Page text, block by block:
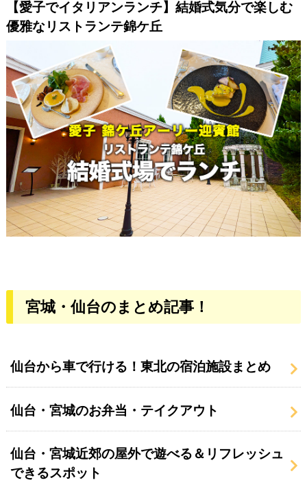
【愛子でイタリアンランチ】結婚式気分で楽しむ
優雅なリストランテ錦ケ丘
宮城・仙台のまとめ記事！
仙台から車で行ける！東北の宿泊施設まとめ
仙台・宮城のお弁当・テイクアウト
仙台・宮城近郊の屋外で遊べる＆リフレッシュ
できるスポット